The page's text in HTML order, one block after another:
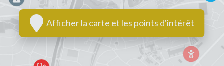
Afficher la carte et les points d'intérêt